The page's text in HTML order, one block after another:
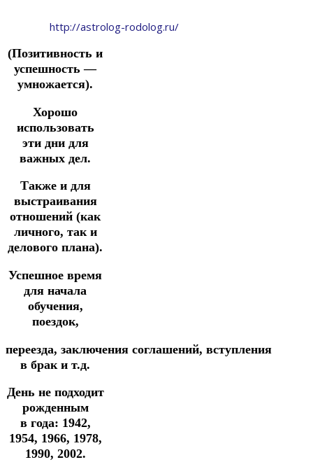
http://astrolog-rodolog.ru/
(Позитивность и
успешность —
умножается).
Хорошо
использовать
эти дни для
важных дел.
Также и для
выстраивания
отношений (как
личного, так и
делового плана).
Успешное время
для начала
обучения,
поездок,
переезда, заключения соглашений, вступления
в брак и т.д.
День не подходит
рожденным
в года: 1942,
1954, 1966, 1978,
1990, 2002.